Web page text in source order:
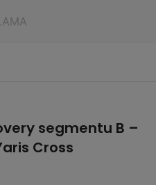
segmentu B –
Cross